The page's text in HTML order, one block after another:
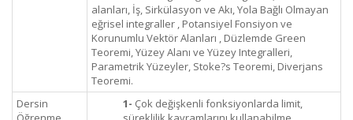
alanları, İş, Sirkülasyon ve Akı, Yola Bağlı Olmayan
eğrisel integraller , Potansiyel Fonsiyon ve
Korunumlu Vektör Alanları , Düzlemde Green
Teoremi, Yüzey Alanı ve Yüzey Integralleri,
Parametrik Yüzeyler, Stoke?s Teoremi, Diverjans
Teoremi.
Dersin
1- Çok değişkenli fonksiyonlarda limit,